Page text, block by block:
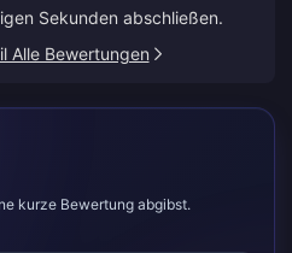
Sekunden abschließen.
Alle Bewertungen
kurze Bewertung abgibst.